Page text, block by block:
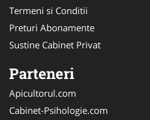
Termeni si Conditii
Preturi Abonamente
Sustine Cabinet Privat
Parteneri
Apicultorul.com
Cabinet-Psihologie.com